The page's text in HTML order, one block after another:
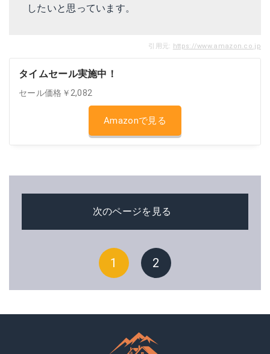
したいと思っています。
引用元: https://www.amazon.co.jp
タイムセール実施中！
セール価格￥2,082
Amazonで見る
次のページを見る
1 2